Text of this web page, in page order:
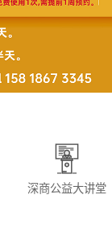
深商公益大讲堂